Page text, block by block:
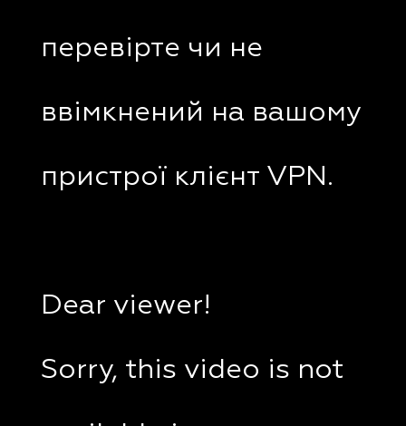
перевірте чи не
ввімкнений на вашому
пристрої клієнт VPN.
Dear viewer!
Sorry, this video is not